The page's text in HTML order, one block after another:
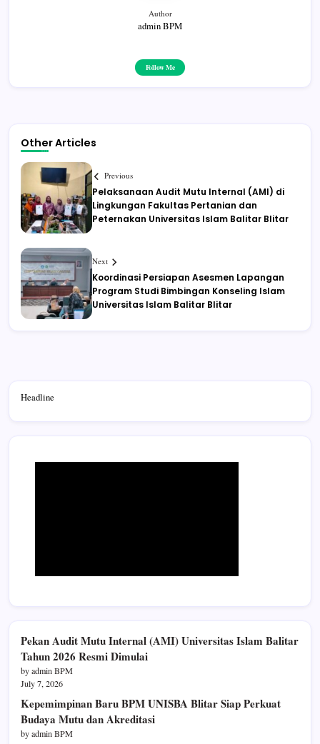
Author
admin BPM
Follow Me
Other Articles
Previous
Pelaksanaan Audit Mutu Internal (AMI) di
Lingkungan Fakultas Pertanian dan
Peternakan Universitas Islam Balitar Blitar
Next
Koordinasi Persiapan Asesmen Lapangan
Program Studi Bimbingan Konseling Islam
Universitas Islam Balitar Blitar
Headline
Pekan Audit Mutu Internal (AMI) Universitas Islam Balitar
Tahun 2026 Resmi Dimulai
by admin BPM
July 7, 2026
Kepemimpinan Baru BPM UNISBA Blitar Siap Perkuat
Budaya Mutu dan Akreditasi
by admin BPM